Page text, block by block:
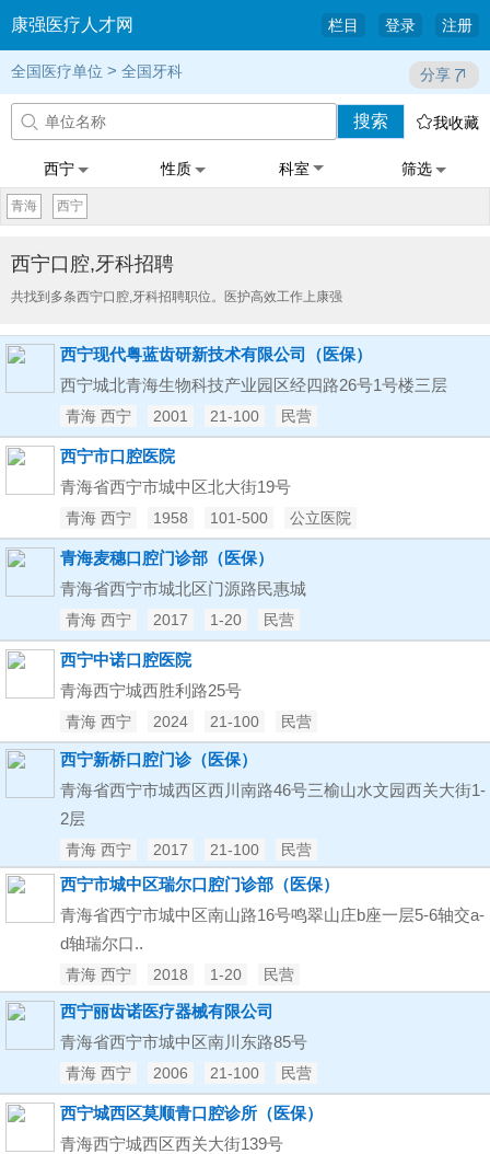
康强医疗人才网 栏目 登录 注册
全国医疗单位 > 全国牙科 分享
 搜索 我收藏
西宁 性质 科室 筛选
青海 西宁
西宁口腔,牙科招聘
共找到多条西宁口腔,牙科招聘职位。医护高效工作上康强
西宁现代粤蓝齿研新技术有限公司（医保）
西宁城北青海生物科技产业园区经四路26号1号楼三层
青海 西宁 2001 21-100 民营
西宁市口腔医院
青海省西宁市城中区北大街19号
青海 西宁 1958 101-500 公立医院
青海麦穗口腔门诊部（医保）
青海省西宁市城北区门源路民惠城
青海 西宁 2017 1-20 民营
西宁中诺口腔医院
青海西宁城西胜利路25号
青海 西宁 2024 21-100 民营
西宁新桥口腔门诊（医保）
青海省西宁市城西区西川南路46号三榆山水文园西关大街1-
2层
青海 西宁 2017 21-100 民营
西宁市城中区瑞尔口腔门诊部（医保）
青海省西宁市城中区南山路16号鸣翠山庄b座一层5-6轴交a-
d轴瑞尔口..
青海 西宁 2018 1-20 民营
西宁丽齿诺医疗器械有限公司
青海省西宁市城中区南川东路85号
青海 西宁 2006 21-100 民营
西宁城西区莫顺青口腔诊所（医保）
青海西宁城西区西关大街139号